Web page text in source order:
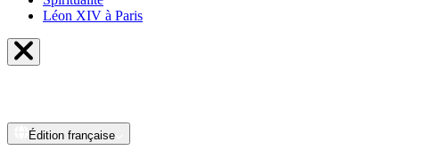
Léon XIV à Paris
Édition française